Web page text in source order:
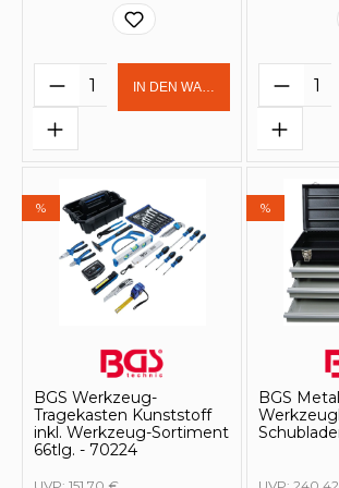
Produkt Anzahl: Gib
IN DEN WARENKORB
%
BGS Werkzeug-
Tragekasten Kunststoff
inkl. Werkzeug-Sortiment
66tlg. - 70224
%
BGS